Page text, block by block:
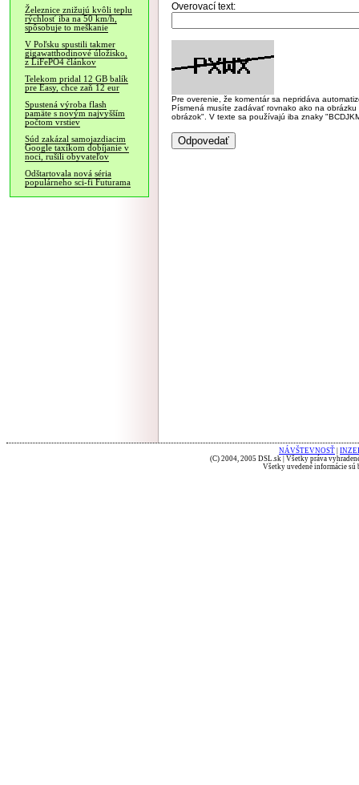
Železnice znižujú kvôli teplu
rýchlosť iba na 50 km/h,
spôsobuje to meškanie
V Poľsku spustili takmer
gigawatthodinové úložisko,
z LiFePO4 článkov
Telekom pridal 12 GB balík
pre Easy, chce zaň 12 eur
Spustená výroba flash
pamäte s novým najvyšším
počtom vrstiev
Súd zakázal samojazdiacim
Google taxíkom dobíjanie v
noci, rušili obyvateľov
Odštartovala nová séria
populárneho sci-fi Futurama
Overovací text:
Pre overenie, že komentár sa nepridáva
Písmená musíte zadávať rovnako ako na
obrázok". V texte sa používajú iba znaky
NÁVŠTEVNOSŤ
(C) 2004, 2005 DSL.sk | Všetky práva
Všetky uvedené informácie sú